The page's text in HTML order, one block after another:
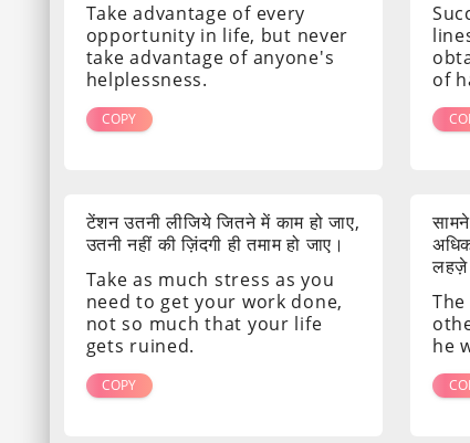
Take advantage of every
opportunity in life, but never
take advantage of anyone's
helplessness.
COPY
of
टेंशन उतनी लीजिये जितने में काम हो जाए,
उतनी नहीं की ज़िंदगी ही तमाम हो जाए।
Take as much stress as you
need to get your work done,
not so much that your life
gets ruined.
COPY
लहज़े
he